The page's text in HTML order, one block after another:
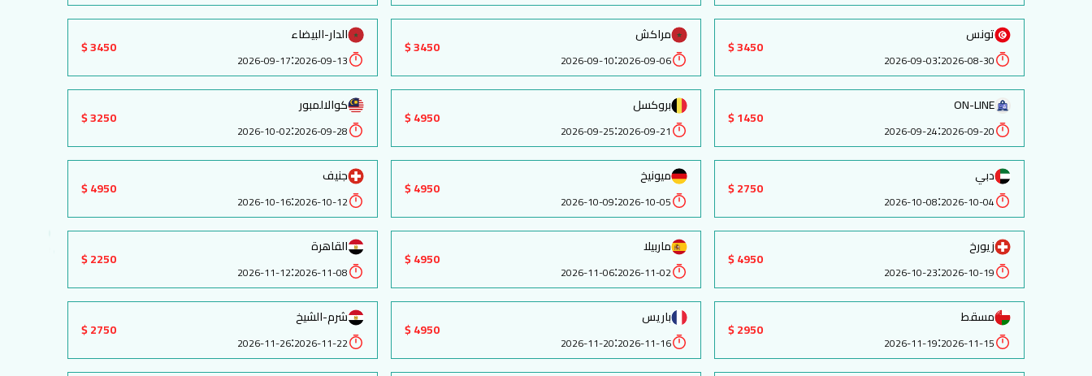
تونس
2026-08-30
:
2026-09-03
3450 $
مراكش
2026-09-06
:
2026-09-10
3450 $
الدار-البيضاء
2026-09-13
:
2026-09-17
3450 $
ON-LINE
2026-09-20
:
2026-09-24
1450 $
بروكسل
2026-09-21
:
2026-09-25
4950 $
كوالالمبور
2026-09-28
:
2026-10-02
3250 $
دبي
2026-10-04
:
2026-10-08
2750 $
ميونيخ
2026-10-05
:
2026-10-09
4950 $
جنيف
2026-10-12
:
2026-10-16
4950 $
زيورخ
2026-10-19
:
2026-10-23
4950 $
ماربيلا
2026-11-02
:
2026-11-06
4950 $
القاهرة
2026-11-08
:
2026-11-12
2250 $
مسقط
2026-11-15
:
2026-11-19
2950 $
باريس
2026-11-16
:
2026-11-20
4950 $
شرم-الشيخ
2026-11-22
:
2026-11-26
2750 $